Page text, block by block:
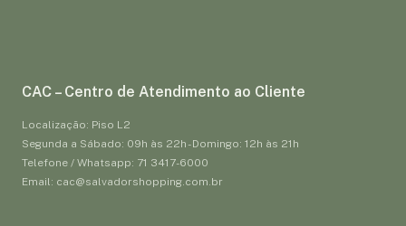
CAC – Centro de Atendimento ao Cliente
Localização: Piso L2
Segunda a Sábado: 09h às 22h - Domingo: 12h às 21h
Telefone / Whatsapp: 71 3417-6000
Email: cac@salvadorshopping.com.br